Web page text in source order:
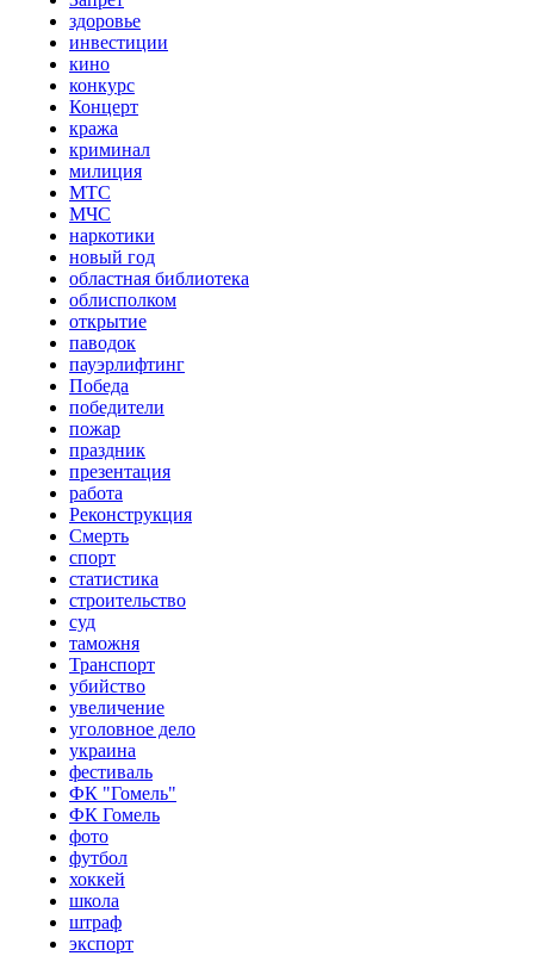
здоровье
инвестиции
кино
конкурс
Концерт
кража
криминал
милиция
МТС
МЧС
наркотики
новый год
областная библиотека
облисполком
открытие
паводок
пауэрлифтинг
Победа
победители
пожар
праздник
презентация
работа
Реконструкция
Смерть
спорт
статистика
строительство
суд
таможня
Транспорт
убийство
увеличение
уголовное дело
украина
фестиваль
ФК "Гомель"
ФК Гомель
фото
футбол
хоккей
школа
штраф
экспорт